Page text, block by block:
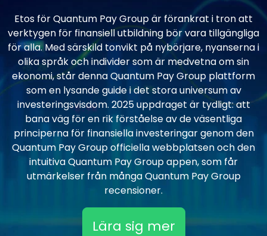
Etos för Quantum Pay Group är förankrat i tron att
verktygen för finansiell utbildning bör vara tillgängliga
för alla. Med särskild tonvikt på nybörjare, nyanserna i
olika språk och individer som är medvetna om sin
ekonomi, står denna Quantum Pay Group plattform
som en lysande guide i det stora universum av
investeringsvisdom. 2025 uppdraget är tydligt: att
bana väg för en rik förståelse av de väsentliga
principerna för finansiella investeringar genom den
Quantum Pay Group officiella webbplatsen och den
intuitiva Quantum Pay Group appen, som får
utmärkelser från många Quantum Pay Group
recensioner.
Lära sig mer